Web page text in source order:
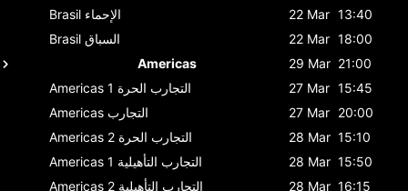
Brasil الإحماء 22 Mar 13:40
Brasil السباق 22 Mar 18:00
Americas
29 Mar 21:00
Americas
التجارب الحرة 1 27 Mar 15:45
Americas التجارب 27 Mar 20:00
Americas
التجارب الحرة 2 28 Mar 15:10
Americas
التجارب التأهيلية 1 28 Mar 15:50
Americas
التجارب التأهيلية 2 28 Mar 16:15